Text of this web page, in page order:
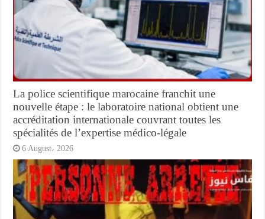
La police scientifique marocaine franchit une
nouvelle étape : le laboratoire national obtient une
accréditation internationale couvrant toutes les
spécialités de l’expertise médico-légale
6 August، 2026